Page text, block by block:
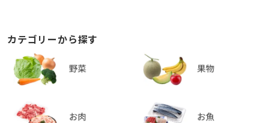
カテゴリーから探す